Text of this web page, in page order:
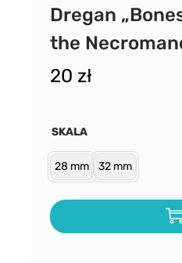
Dregan
the
20 zł
SKALA
28 mm 32 mm